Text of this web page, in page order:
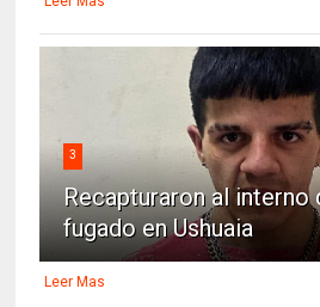
3
Recapturaron al interno
fugado en Ushuaia
Leer Mas